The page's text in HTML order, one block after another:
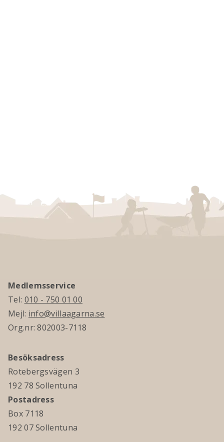
Medlemsservice
Tel: 010 - 750 01 00
Mejl: info@villaagarna.se
Org.nr: 802003-7118
Besöksadress
Rotebergsvägen 3
192 78 Sollentuna
Postadress
Box 7118
192 07 Sollentuna